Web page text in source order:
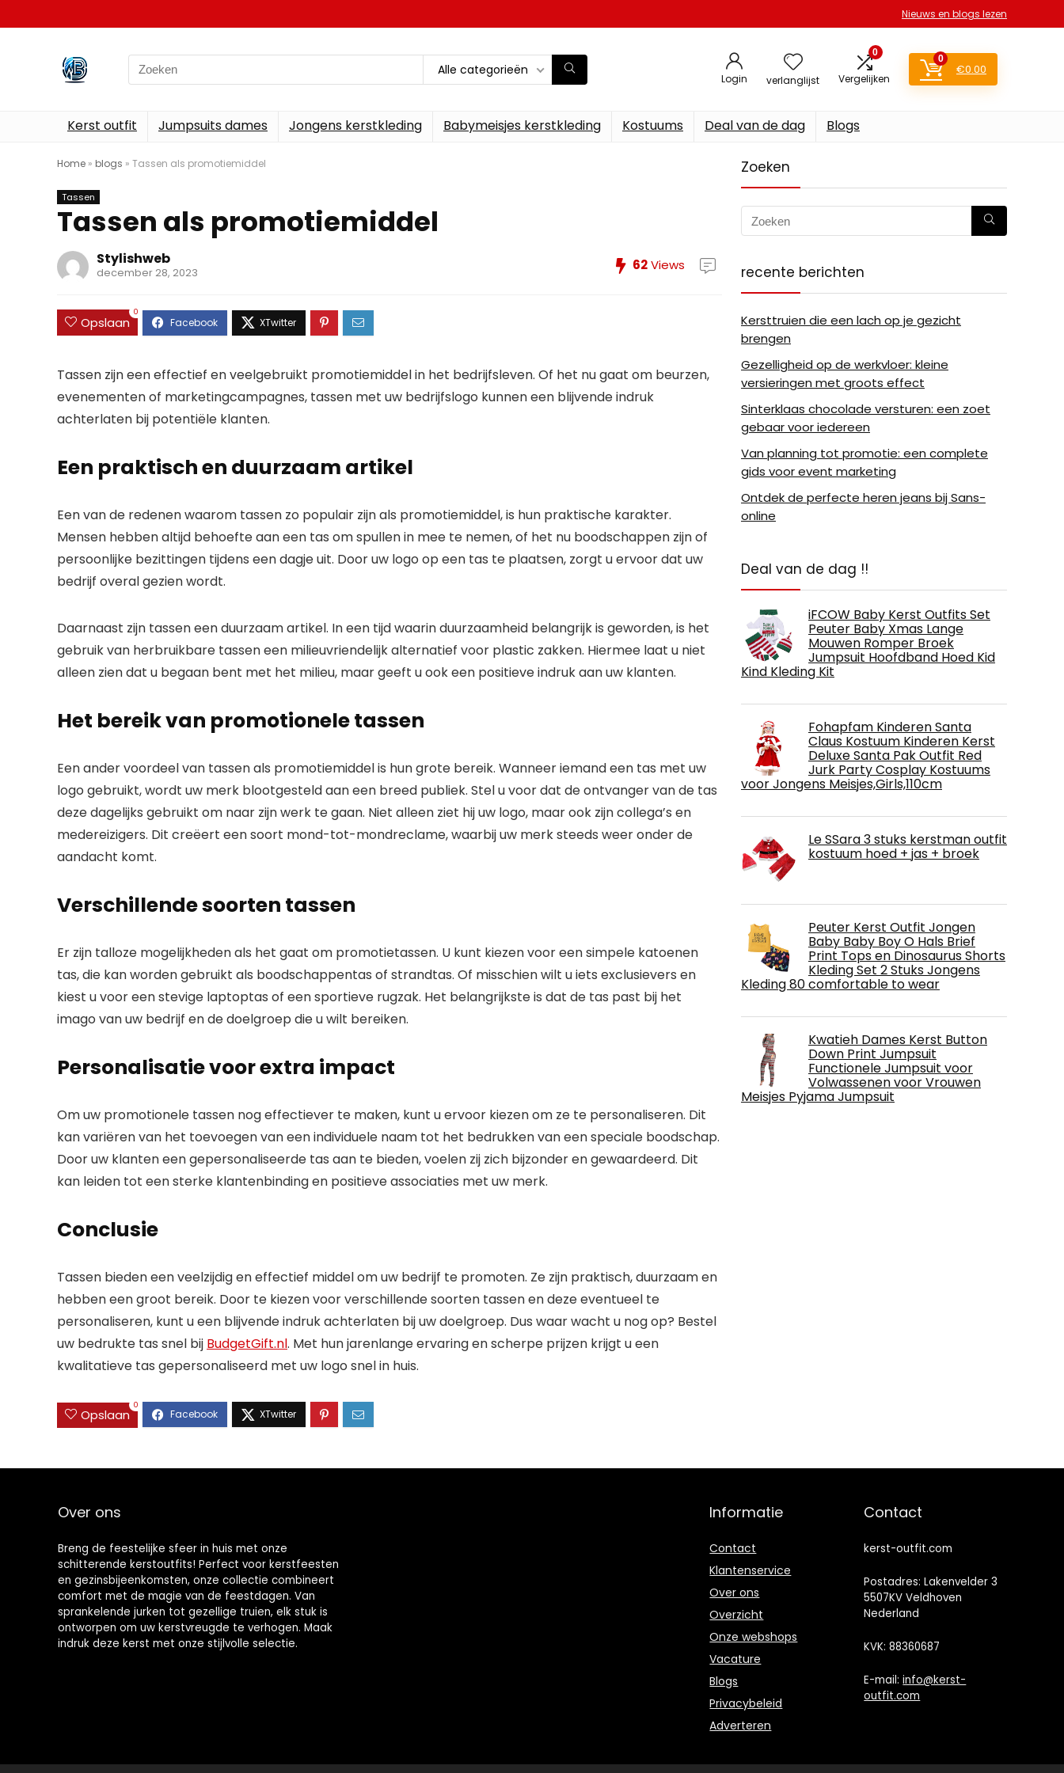
Nieuws en blogs lezen
Search
for:
Alle categorieën
Login verlanglijst
0
Vergelijken
0
€0.00
Kerst outfit Jumpsuits dames Jongens kerstkleding Babymeisjes kerstkleding Kostuums Deal van de dag Blogs
Home » blogs » Tassen als promotiemiddel
Tassen
Tassen als promotiemiddel
Stylishweb
december 28, 2023 62Views
Opslaan
0
Tassen zijn een effectief en veelgebruikt promotiemiddel in het bedrijfsleven. Of het nu gaat om beurzen,
evenementen of marketingcampagnes, tassen met uw bedrijfslogo kunnen een blijvende indruk
achterlaten bij potentiële klanten.
Een praktisch en duurzaam artikel
Een van de redenen waarom tassen zo populair zijn als promotiemiddel, is hun praktische karakter.
Mensen hebben altijd behoefte aan een tas om spullen in mee te nemen, of het nu boodschappen zijn of
persoonlijke bezittingen tijdens een dagje uit. Door uw logo op een tas te plaatsen, zorgt u ervoor dat uw
bedrijf overal gezien wordt.
Daarnaast zijn tassen een duurzaam artikel. In een tijd waarin duurzaamheid belangrijk is geworden, is het
gebruik van herbruikbare tassen een milieuvriendelijk alternatief voor plastic zakken. Hiermee laat u niet
alleen zien dat u begaan bent met het milieu, maar geeft u ook een positieve indruk aan uw klanten.
Het bereik van promotionele tassen
Een ander voordeel van tassen als promotiemiddel is hun grote bereik. Wanneer iemand een tas met uw
logo gebruikt, wordt uw merk blootgesteld aan een breed publiek. Stel u voor dat de ontvanger van de tas
deze dagelijks gebruikt om naar zijn werk te gaan. Niet alleen ziet hij uw logo, maar ook zijn collega’s en
medereizigers. Dit creëert een soort mond-tot-mondreclame, waarbij uw merk steeds weer onder de
aandacht komt.
Verschillende soorten tassen
Er zijn talloze mogelijkheden als het gaat om promotietassen. U kunt kiezen voor een simpele katoenen
tas, die kan worden gebruikt als boodschappentas of strandtas. Of misschien wilt u iets exclusievers en
kiest u voor een stevige laptoptas of een sportieve rugzak. Het belangrijkste is dat de tas past bij het
imago van uw bedrijf en de doelgroep die u wilt bereiken.
Personalisatie voor extra impact
Om uw promotionele tassen nog effectiever te maken, kunt u ervoor kiezen om ze te personaliseren. Dit
kan variëren van het toevoegen van een individuele naam tot het bedrukken van een speciale boodschap.
Door uw klanten een gepersonaliseerde tas aan te bieden, voelen zij zich bijzonder en gewaardeerd. Dit
kan leiden tot een sterke klantenbinding en positieve associaties met uw merk.
Conclusie
Tassen bieden een veelzijdig en effectief middel om uw bedrijf te promoten. Ze zijn praktisch, duurzaam en
hebben een groot bereik. Door te kiezen voor verschillende soorten tassen en deze eventueel te
personaliseren, kunt u een blijvende indruk achterlaten bij uw doelgroep. Dus waar wacht u nog op? Bestel
uw bedrukte tas snel bij BudgetGift.nl. Met hun jarenlange ervaring en scherpe prijzen krijgt u een
kwalitatieve tas gepersonaliseerd met uw logo snel in huis.
Opslaan
0
Zoeken
recente berichten
Kersttruien die een lach op je gezicht
brengen
Gezelligheid op de werkvloer: kleine
versieringen met groots effect
Sinterklaas chocolade versturen: een zoet
gebaar voor iedereen
Van planning tot promotie: een complete
gids voor event marketing
Ontdek de perfecte heren jeans bij Sans-
online
Deal van de dag !!
iFCOW Baby Kerst Outfits Set
Peuter Baby Xmas Lange
Mouwen Romper Broek
Jumpsuit Hoofdband Hoed Kid
Kind Kleding Kit
Fohapfam Kinderen Santa
Claus Kostuum Kinderen Kerst
Deluxe Santa Pak Outfit Red
Jurk Party Cosplay Kostuums
voor Jongens Meisjes,Girls,110cm
Le SSara 3 stuks kerstman outfit
kostuum hoed + jas + broek
Peuter Kerst Outfit Jongen
Baby Baby Boy O Hals Brief
Print Tops en Dinosaurus Shorts
Kleding Set 2 Stuks Jongens
Kleding 80 comfortable to wear
Kwatieh Dames Kerst Button
Down Print Jumpsuit
Functionele Jumpsuit voor
Volwassenen voor Vrouwen
Meisjes Pyjama Jumpsuit
Over ons
Breng de feestelijke sfeer in huis met onze
schitterende kerstoutfits! Perfect voor kerstfeesten
en gezinsbijeenkomsten, onze collectie combineert
comfort met de magie van de feestdagen. Van
sprankelende jurken tot gezellige truien, elk stuk is
ontworpen om uw kerstvreugde te verhogen. Maak
indruk deze kerst met onze stijlvolle selectie.
Informatie
Contact
Klantenservice
Over ons
Overzicht
Onze webshops
Vacature
Blogs
Privacybeleid
Adverteren
Contact
kerst-outfit.com
Postadres: Lakenvelder 3
5507KV Veldhoven
Nederland
KVK: 88360687
E-mail:info@kerst-
outfit.com